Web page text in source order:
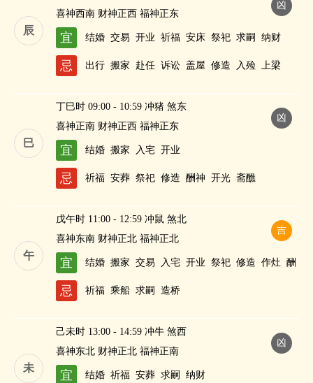
辰
凶
喜神西南 财神正西 福神正东
宜 结婚 交易 开业 祈福 安床 祭祀 求嗣 纳财
忌 出行 搬家 赴任 诉讼 盖屋 修造 入殓 上梁
巳
凶
丁巳时 09:00 - 10:59 冲猪 煞东
喜神正南 财神正西 福神正东
宜 结婚 搬家 入宅 开业
忌 祈福 安葬 祭祀 修造 酬神 开光 斋醮
午
吉
戊午时 11:00 - 12:59 冲鼠 煞北
喜神东南 财神正北 福神正北
宜 结婚 搬家 交易 入宅 开业 祭祀 修造 作灶 酬
神
斋醮
忌 祈福 乘船 求嗣 造桥
未
凶
己未时 13:00 - 14:59 冲牛 煞西
喜神东北 财神正北 福神正南
宜 结婚 祈福 安葬 求嗣 纳财